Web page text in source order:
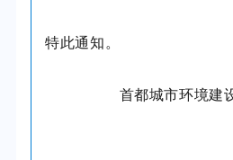
特此通知。
首都城市环境建